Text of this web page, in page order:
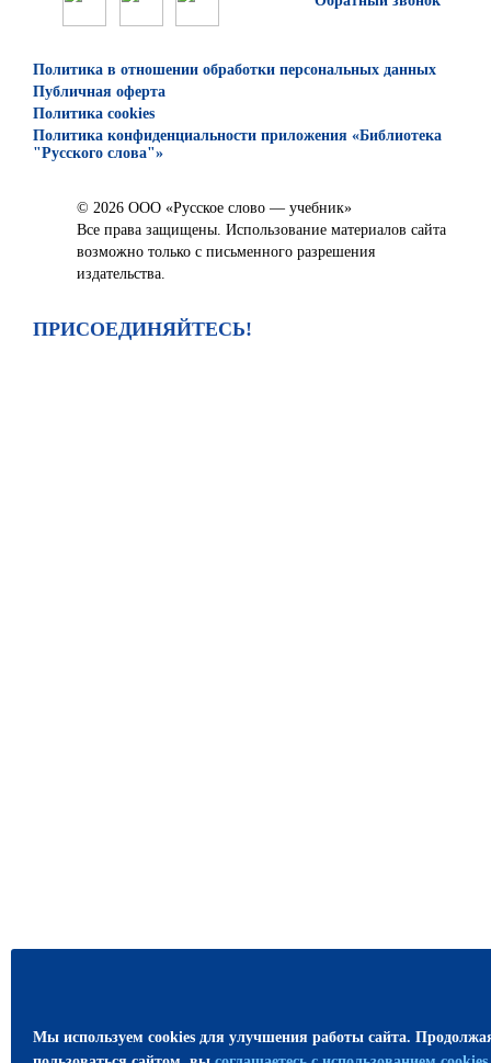
Политика в отношении обработки персональных данных
Публичная оферта
Политика cookies
Политика конфиденциальности приложения «Библиотека
"Русского слова"»
© 2026 ООО «Русское слово — учебник»
Все права защищены. Использование материалов сайта
возможно только с письменного разрешения
издательства.
ПРИСОЕДИНЯЙТЕСЬ!
Мы используем cookies для улучшения работы сайта.